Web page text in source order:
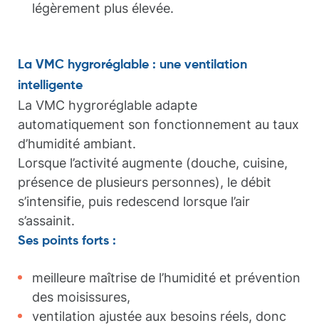
légèrement plus élevée.
La VMC hygroréglable : une ventilation
intelligente
La VMC hygroréglable adapte
automatiquement son fonctionnement au taux
d’humidité ambiant.
Lorsque l’activité augmente (douche, cuisine,
présence de plusieurs personnes), le débit
s’intensifie, puis redescend lorsque l’air
s’assainit.
Ses points forts :
meilleure maîtrise de l’humidité et prévention
des moisissures,
ventilation ajustée aux besoins réels, donc